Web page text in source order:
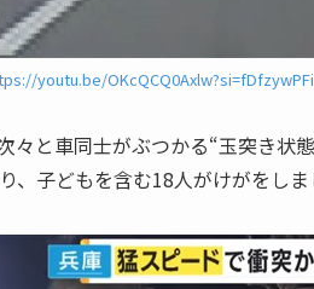
youtu.be/
と車同士がぶつかる“玉突き状態
子どもを含む18人がけがをしま